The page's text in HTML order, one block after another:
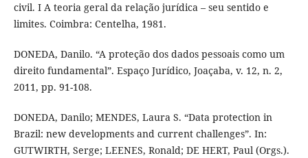
civil. I A teoria geral da relação jurídica – seu sentido e
limites. Coimbra: Centelha, 1981.
DONEDA, Danilo. “A proteção dos dados pessoais como um
direito fundamental”. Espaço Jurídico, Joaçaba, v. 12, n. 2,
2011, pp. 91-108.
DONEDA, Danilo; MENDES, Laura S. “Data protection in
Brazil: new developments and current challenges”. In:
GUTWIRTH, Serge; LEENES, Ronald; DE HERT, Paul (Orgs.).